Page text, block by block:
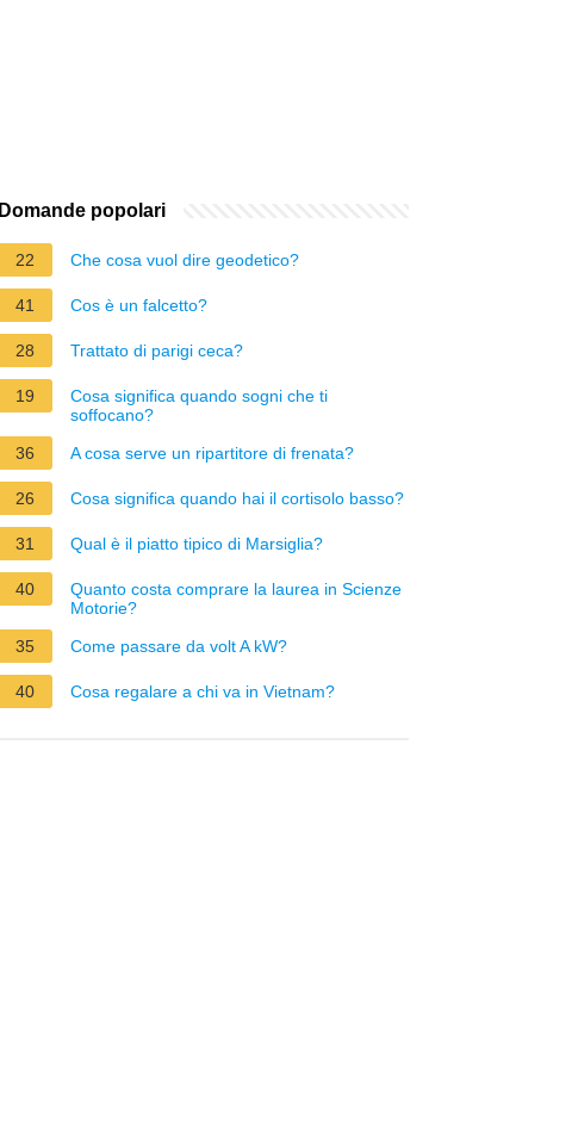
Domande popolari
22 Che cosa vuol dire geodetico?
41 Cos è un falcetto?
28 Trattato di parigi ceca?
19
Cosa significa quando sogni che ti
soffocano?
36
A cosa serve un ripartitore di frenata?
26 Cosa significa quando hai il cortisolo basso?
31 Qual è il piatto tipico di Marsiglia?
40
Quanto costa comprare la laurea in Scienze
Motorie?
35
Come passare da volt A kW?
40 Cosa regalare a chi va in Vietnam?